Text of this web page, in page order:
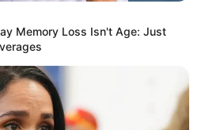
Memory Loss Isn't Age: Just